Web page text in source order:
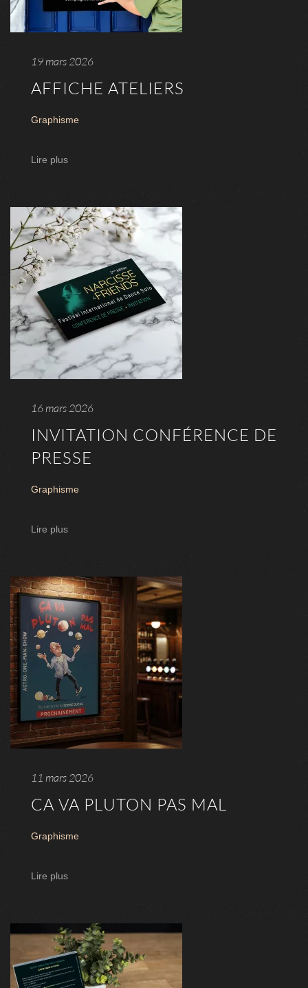
19 mars 2026
AFFICHE ATELIERS
Graphisme
Lire plus
16 mars 2026
INVITATION CONFÉRENCE DE
PRESSE
Graphisme
Lire plus
11 mars 2026
CA VA PLUTON PAS MAL
Graphisme
Lire plus